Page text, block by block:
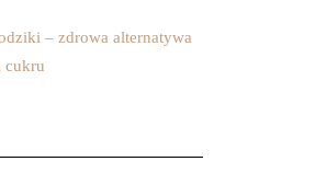
– zdrowa alternatywa
cukru